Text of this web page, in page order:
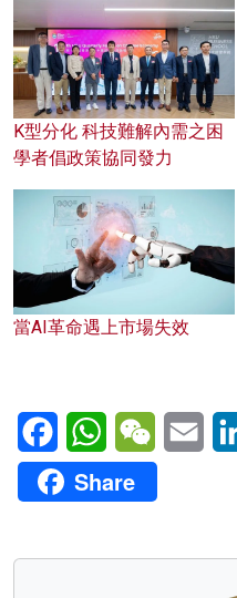
K型分化 科技難解內需之困
學者倡政策協同發力
當AI革命遇上市場失效
FacebookWhatsAppWeChatEmail
Share